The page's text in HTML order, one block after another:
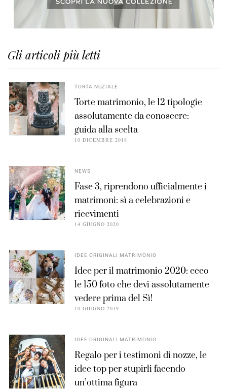
Gli articoli più letti
TORTA NUZIALE
Torte matrimonio, le 12 tipologie
assolutamente da conoscere:
guida alla scelta
10 DICEMBRE 2018
NEWS
Fase 3, riprendono ufficialmente i
matrimoni: sì a celebrazioni e
ricevimenti
14 GIUGNO 2020
IDEE ORIGINALI MATRIMONIO
Idee per il matrimonio 2020: ecco
le 150 foto che devi assolutamente
vedere prima del Sì!
10 GIUGNO 2019
IDEE ORIGINALI MATRIMONIO
Regalo per i testimoni di nozze, le
idee top per stupirli facendo
un’ottima figura